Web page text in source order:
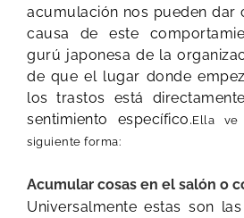
acumulación nos pueden dar
causa de este
gurú japonesa de la
de que el lugar donde
los trastos está
sentimiento específico.Ella ve
siguiente forma:
Acumular cosas en el salón o
Universalmente estas son